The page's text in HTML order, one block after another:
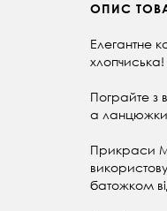
ОПИС
Елегантне
хлопчиська!
Пограйте з
а ланцюжки
Прикраси
батожком